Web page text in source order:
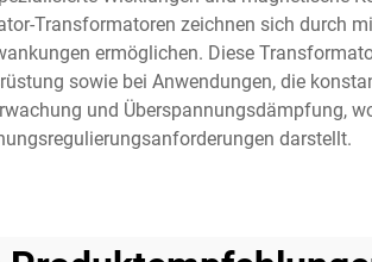
Transformatoren zeichnen sich durch
ermöglichen. Diese
sowie bei Anwendungen, die
und Überspannungsdämpfung,
darstellt.